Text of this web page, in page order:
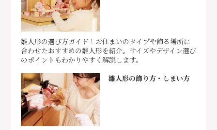
雛人形の選び方ガイド！お住まいのタイプや飾る場所に
合わせたおすすめの雛人形を紹介。サイズやデザイン選び
のポイントもわかりやすく解説します。
雛人形の飾り方・しまい方